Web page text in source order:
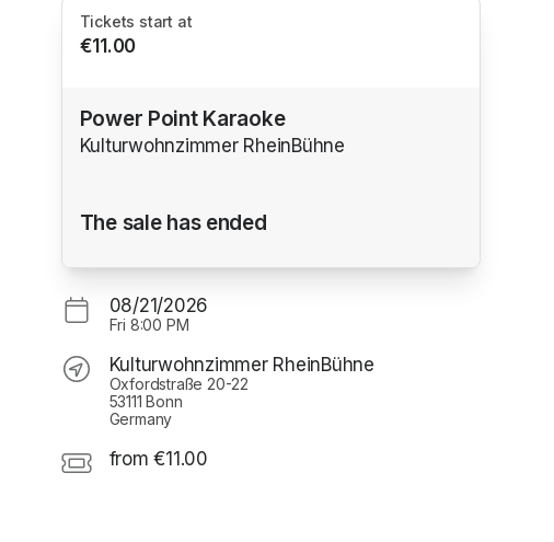
Tickets start at
€11.00
Power Point Karaoke
Kulturwohnzimmer RheinBühne
The sale has ended
08/21/2026
Fri 8:00 PM
Kulturwohnzimmer RheinBühne
Oxfordstraße 20-22
53111 Bonn
Germany
from €11.00